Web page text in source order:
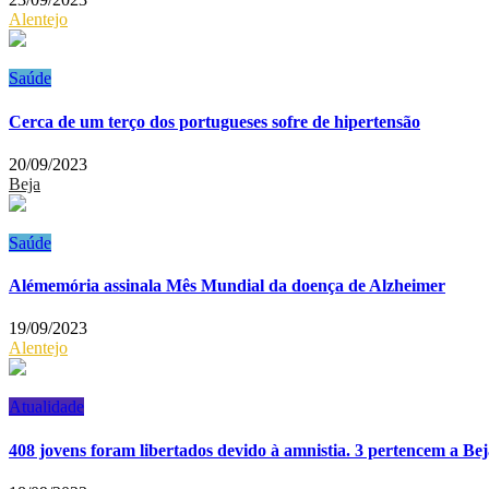
Alentejo
Saúde
Cerca de um terço dos portugueses sofre de hipertensão
20/09/2023
Beja
Saúde
Alémemória assinala Mês Mundial da doença de Alzheimer
19/09/2023
Alentejo
Atualidade
408 jovens foram libertados devido à amnistia. 3 pertencem a